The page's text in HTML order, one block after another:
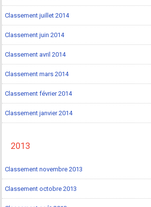
Classement juillet 2014
Classement juin 2014
Classement avril 2014
Classement mars 2014
Classement février 2014
Classement janvier 2014
2013
Classement novembre 2013
Classement octobre 2013